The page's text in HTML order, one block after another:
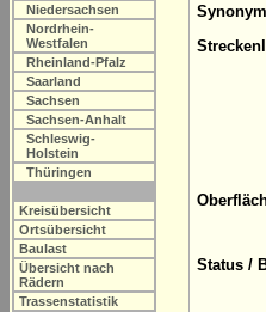
Niedersachsen
Nordrhein-
Westfalen
Rheinland-Pfalz
Saarland
Sachsen
Sachsen-Anhalt
Schleswig-
Holstein
Thüringen
Kreisübersicht
Ortsübersicht
Baulast
Übersicht nach
Rädern
Trassenstatistik
Status /